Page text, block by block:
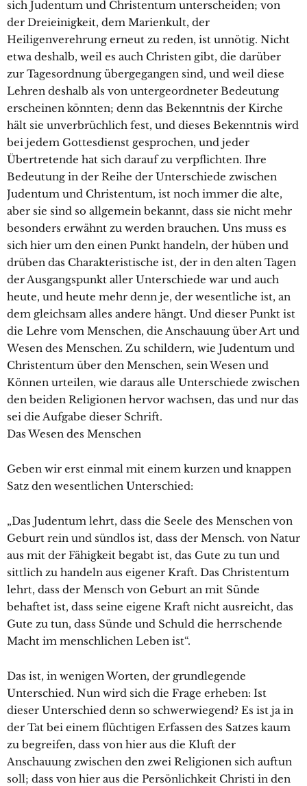
sich Judentum und Christentum unterscheiden; von
der Dreieinigkeit, dem Marienkult, der
Heiligenverehrung erneut zu reden, ist unnötig. Nicht
etwa deshalb, weil es auch Christen gibt, die darüber
zur Tagesordnung übergegangen sind, und weil diese
Lehren deshalb als von untergeordneter Bedeutung
erscheinen könnten; denn das Bekenntnis der Kirche
hält sie unverbrüchlich fest, und dieses Bekenntnis wird
bei jedem Gottesdienst gesprochen, und jeder
Übertretende hat sich darauf zu verpflichten. Ihre
Bedeutung in der Reihe der Unterschiede zwischen
Judentum und Christentum, ist noch immer die alte,
aber sie sind so allgemein bekannt, dass sie nicht mehr
besonders erwähnt zu werden brauchen. Uns muss es
sich hier um den einen Punkt handeln, der hüben und
drüben das Charakteristische ist, der in den alten Tagen
der Ausgangspunkt aller Unterschiede war und auch
heute, und heute mehr denn je, der wesentliche ist, an
dem gleichsam alles andere hängt. Und dieser Punkt ist
die Lehre vom Menschen, die Anschauung über Art und
Wesen des Menschen. Zu schildern, wie Judentum und
Christentum über den Menschen, sein Wesen und
Können urteilen, wie daraus alle Unterschiede zwischen
den beiden Religionen hervor wachsen, das und nur das
sei die Aufgabe dieser Schrift.
Das Wesen des Menschen
Geben wir erst einmal mit einem kurzen und knappen
Satz den wesentlichen Unterschied:
„Das Judentum lehrt, dass die Seele des Menschen von
Geburt rein und sündlos ist, dass der Mensch. von Natur
aus mit der Fähigkeit begabt ist, das Gute zu tun und
sittlich zu handeln aus eigener Kraft. Das Christentum
lehrt, dass der Mensch von Geburt an mit Sünde
behaftet ist, dass seine eigene Kraft nicht ausreicht, das
Gute zu tun, dass Sünde und Schuld die herrschende
Macht im menschlichen Leben ist“.
Das ist, in wenigen Worten, der grundlegende
Unterschied. Nun wird sich die Frage erheben: Ist
dieser Unterschied denn so schwerwiegend? Es ist ja in
der Tat bei einem flüchtigen Erfassen des Satzes kaum
zu begreifen, dass von hier aus die Kluft der
Anschauung zwischen den zwei Religionen sich auftun
soll; dass von hier aus die Persönlichkeit Christi in den